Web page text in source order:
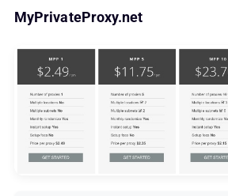
MyPrivateProxy.net